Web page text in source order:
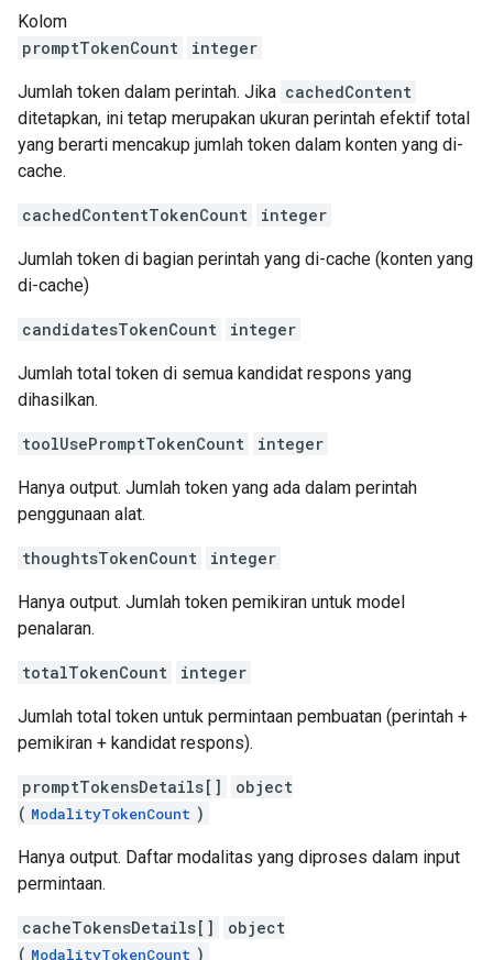
Kolom
promptTokenCount
integer
Jumlah token dalam perintah. Jika cachedContent
ditetapkan, ini tetap merupakan ukuran perintah efektif total
yang berarti mencakup jumlah token dalam konten yang di-
cache.
cachedContentTokenCount integer
Jumlah token di bagian perintah yang di-cache (konten yang
di-cache)
candidatesTokenCount integer
Jumlah total token di semua kandidat respons yang
dihasilkan.
toolUsePromptTokenCount integer
Hanya output. Jumlah token yang ada dalam perintah
penggunaan alat.
thoughtsTokenCount integer
Hanya output. Jumlah token pemikiran untuk model
penalaran.
totalTokenCount integer
Jumlah total token untuk permintaan pembuatan (perintah +
pemikiran + kandidat respons).
promptTokensDetails[]
object
( ModalityTokenCount )
Hanya output. Daftar modalitas yang diproses dalam input
permintaan.
cacheTokensDetails[]
object
( ModalityTokenCount )